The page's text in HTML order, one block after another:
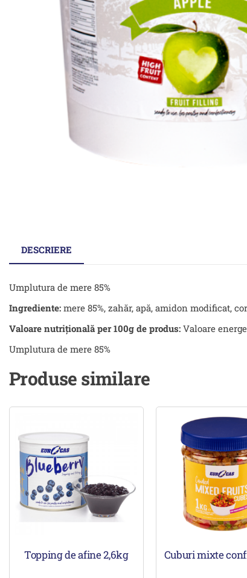
DESCRIERE
Umplutura de mere 85%
Ingrediente: mere 85%, zahăr, apă, amidon modificat,
Valoare nutrițională per 100g de produs: Valoare
Umplutura de mere 85%
Produse similare
Topping de afine 2,6kg Cuburi mixte